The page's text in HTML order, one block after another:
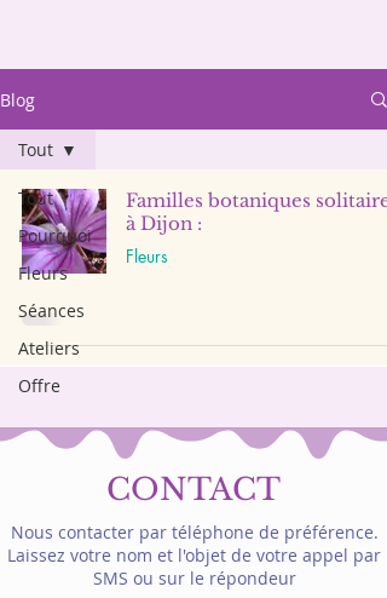
Blog
Tout
Pourquoi
Fleurs
Séances
Ateliers
Offre
Tout
Familles botaniques solitaires
à Dijon :
Fleurs
CONTACT
Nous contacter par téléphone de préférence.
Laissez votre nom et l'objet de votre appel par
SMS ou sur le répondeur